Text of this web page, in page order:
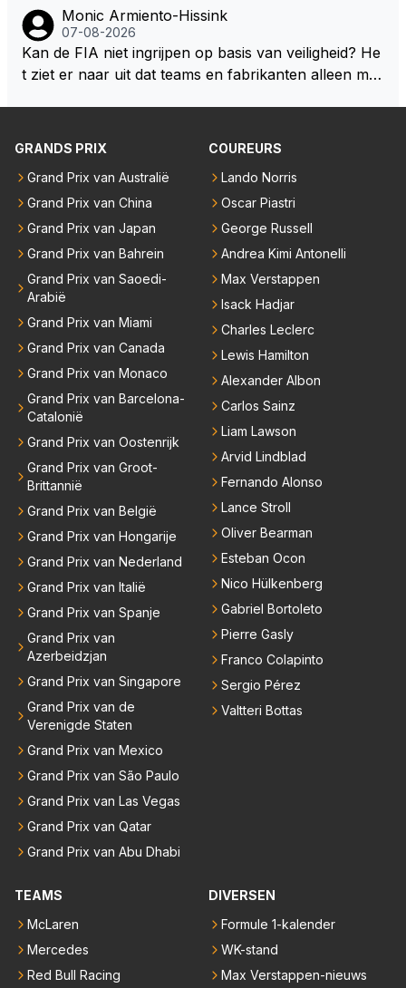
weet hoe bij andere teams de hazen lopen en wat hij
nu heeft bij Red Bull. Dat het gras niet overal even g
roen is hoef je hem niet te vertellen.
deel. Oh ja, welke? Het enige dat concreet is, is de m
edewerking van Pirelli. In mijn ogen wordt het daard
oor lastig om de juiste context te bepalen. Maar welli
Monic Armiento-Hissink
07-08-2026
Kan de FIA niet ingrijpen op basis van veiligheid? He
t ziet er naar uit dat teams en fabrikanten alleen ma
bben coureurs maar weinig te vertellen over hun ve
GRANDS PRIX
Grand Prix van Australië
Grand Prix van China
Grand Prix van Japan
Grand Prix van Bahrein
Grand Prix van Saoedi-
Arabië
Grand Prix van Miami
Grand Prix van Canada
Grand Prix van Monaco
Grand Prix van Barcelona-
Catalonië
Grand Prix van Oostenrijk
Grand Prix van Groot-
Brittannië
Grand Prix van België
Grand Prix van Hongarije
Grand Prix van Nederland
Grand Prix van Italië
Grand Prix van Spanje
Grand Prix van
Azerbeidzjan
Grand Prix van Singapore
Grand Prix van de
Verenigde Staten
Grand Prix van Mexico
Grand Prix van São Paulo
Grand Prix van Las Vegas
Grand Prix van Qatar
Grand Prix van Abu Dhabi
COUREURS
Lando Norris
Oscar Piastri
George Russell
Andrea Kimi Antonelli
Max Verstappen
Isack Hadjar
Charles Leclerc
Lewis Hamilton
Alexander Albon
Carlos Sainz
Liam Lawson
Arvid Lindblad
Fernando Alonso
Lance Stroll
Oliver Bearman
Esteban Ocon
Nico Hülkenberg
Gabriel Bortoleto
Pierre Gasly
Franco Colapinto
Sergio Pérez
Valtteri Bottas
TEAMS
McLaren
Mercedes
Red Bull Racing
DIVERSEN
Formule 1-kalender
WK-stand
Max Verstappen-nieuws